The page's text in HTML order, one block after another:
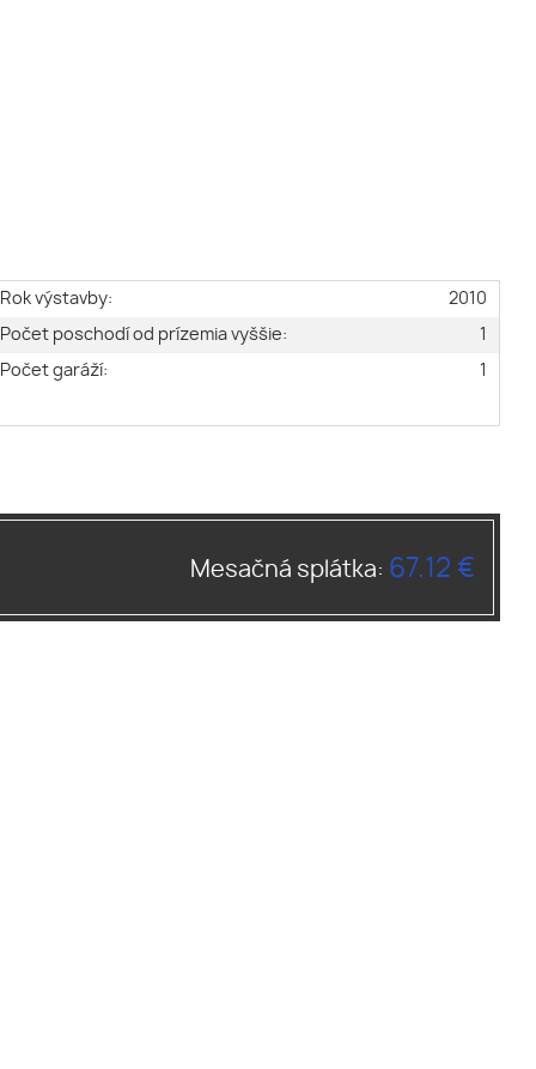
Rok výstavby:
2010
Počet poschodí od prízemia vyššie:
1
Počet garáží:
1
Mesačná splátka: 67.12 €